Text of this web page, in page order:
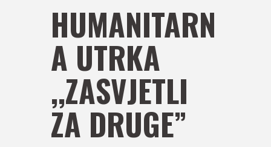
HUMANITARN
A UTRKA
,,ZASVJETLI
ZA DRUGE”